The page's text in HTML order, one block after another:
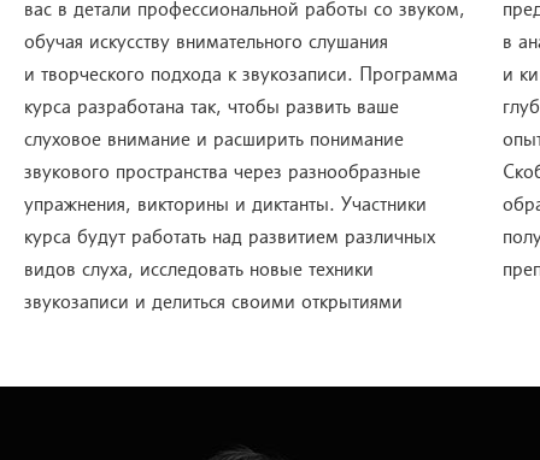
вас в детали профессиональной работы со звуком,
обучая искусству внимательного слушания
и творческого подхода к звукозаписи. Программа
курса разработана так, чтобы развить ваше
слуховое внимание и расширить понимание
звукового пространства через разнообразные
упражнения, викторины и диктанты. Участники
курса будут работать над развитием различных
видов слуха, исследовать новые техники
звукозаписи и делиться своими открытиями
в
и